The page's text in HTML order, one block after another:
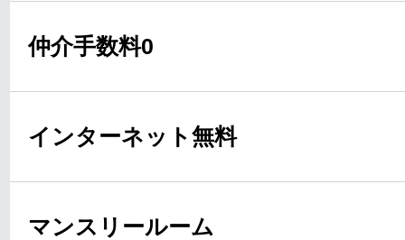
仲介手数料0
インターネット無料
マンスリールーム